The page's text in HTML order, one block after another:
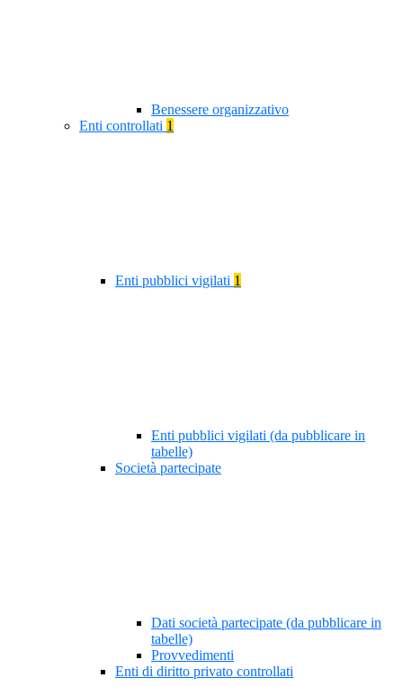
Benessere organizzativo
Enti controllati 1
Enti pubblici vigilati 1
Enti pubblici vigilati (da pubblicare in
tabelle)
Società partecipate
Dati società partecipate (da pubblicare in
tabelle)
Provvedimenti
Enti di diritto privato controllati